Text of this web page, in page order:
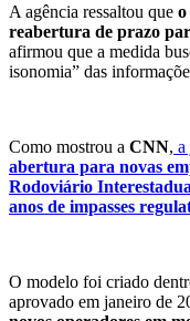
A agência ressaltou que o
reabertura de prazo
afirmou que a medida
isonomia” das
Como mostrou a CNN, a
abertura para novas
Rodoviário
anos de impasses
O modelo foi criado
aprovado em janeiro de